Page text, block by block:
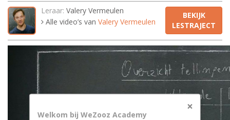
Leraar: Valery Vermeulen
Alle video’s van Valery Vermeulen
BEKIJK
LESTRAJECT
×
Welkom bij WeZooz Academy